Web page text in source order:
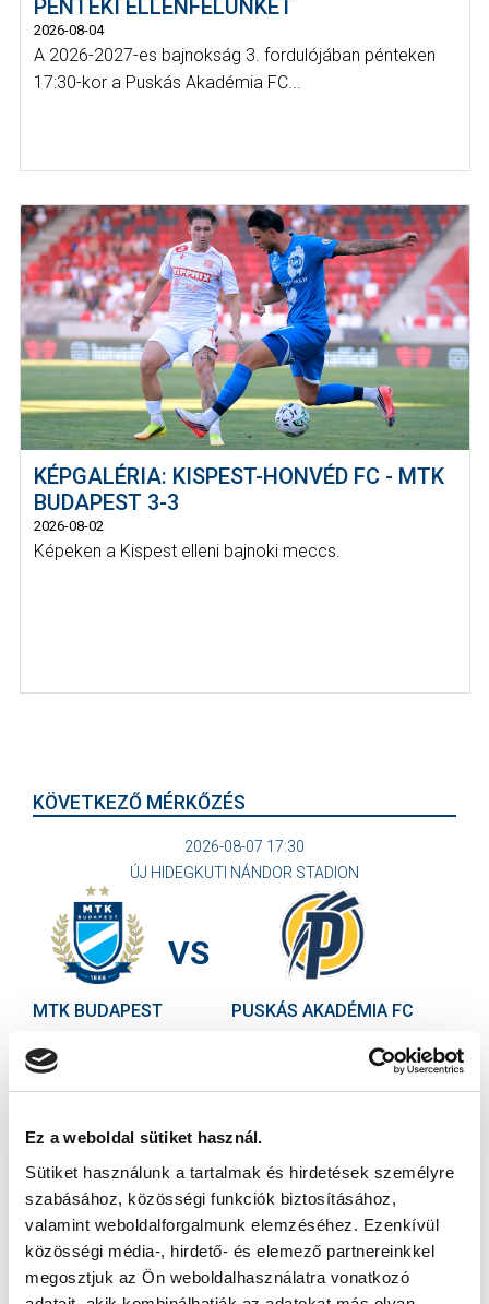
Ez a weboldal sütiket használ.
Sütiket használunk a tartalmak és hirdetések személyre
szabásához, közösségi funkciók biztosításához,
valamint weboldalforgalmunk elemzéséhez. Ezenkívül
közösségi média-, hirdető- és elemező partnereinkkel
megosztjuk az Ön weboldalhasználatra vonatkozó
PÉNTEKI ELLENFELÜNKET
2026-08-04
A 2026-2027-es bajnokság 3. fordulójában pénteken
17:30-kor a Puskás Akadémia FC...
KÉPGALÉRIA: KISPEST-HONVÉD FC - MTK
BUDAPEST 3-3
2026-08-02
Képeken a Kispest elleni bajnoki meccs.
KÖVETKEZŐ MÉRKŐZÉS
2026-08-07 17:30
ÚJ HIDEGKUTI NÁNDOR STADION
MTK BUDAPEST
VS
PUSKÁS AKADÉMIA FC
MTK BUDAPEST HÍRLEVÉL
Elfogadom azAdatvédelmi tájékoztatót!